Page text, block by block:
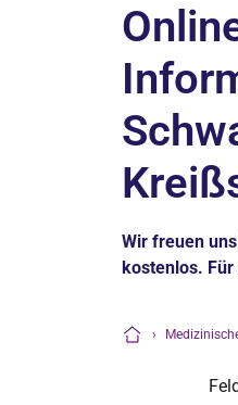
Wir freuen
kostenlos.
›